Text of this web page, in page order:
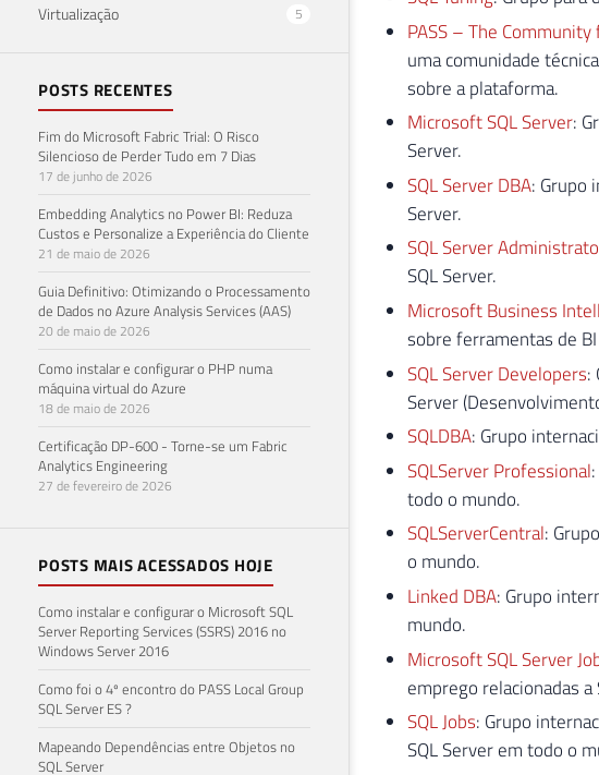
Virtualização 5
POSTS RECENTES
Fim do Microsoft Fabric Trial: O Risco
Silencioso de Perder Tudo em 7 Dias
17 de junho de 2026
Embedding Analytics no Power BI: Reduza
Custos e Personalize a Experiência do Cliente
21 de maio de 2026
Guia Definitivo: Otimizando o Processamento
de Dados no Azure Analysis Services (AAS)
20 de maio de 2026
Como instalar e configurar o PHP numa
máquina virtual do Azure
18 de maio de 2026
Certificação DP-600 - Torne-se um Fabric
Analytics Engineering
27 de fevereiro de 2026
POSTS MAIS ACESSADOS HOJE
Como instalar e configurar o Microsoft SQL
Server Reporting Services (SSRS) 2016 no
Windows Server 2016
Como foi o 4º encontro do PASS Local Group
SQL Server ES ?
Mapeando Dependências entre Objetos no
SQL Server
PASS – The
uma comunidade
sobre a plataforma.
Microsoft SQL Server:
Server.
SQL Server DBA: Grupo
Server.
SQL Server
SQL Server.
Microsoft Business
sobre ferramentas de
SQL Server Developers:
Server
SQLDBA: Grupo
SQLServer Professional
todo o mundo.
SQLServerCentral:
o mundo.
Linked DBA: Grupo
mundo.
Microsoft SQL Server
emprego relacionadas
SQL Jobs: Grupo
SQL Server em todo o